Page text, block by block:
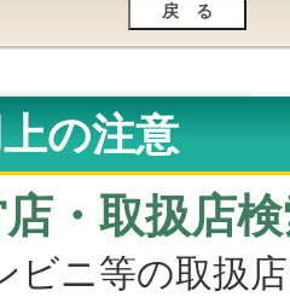
の注意
店・取扱店
ニ等の取扱